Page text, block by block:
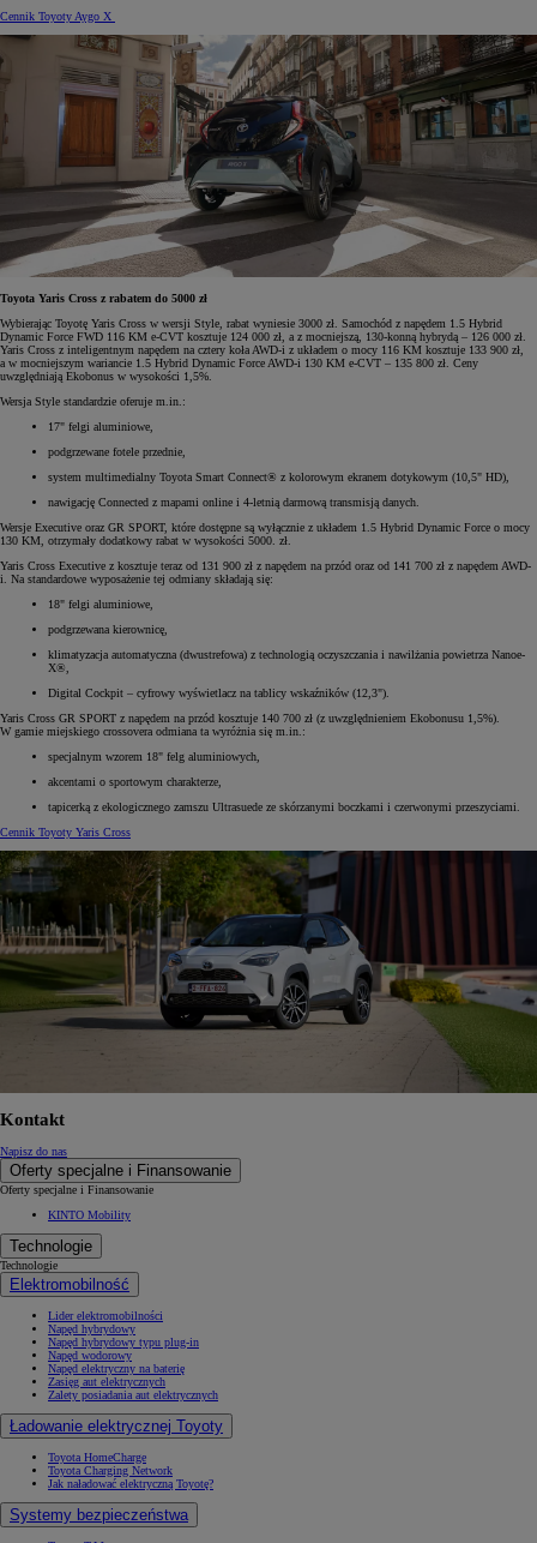
Cennik Toyoty Aygo X
Toyota Yaris Cross z rabatem do 5000 zł
Wybierając Toyotę Yaris Cross w wersji Style, rabat wyniesie 3000 zł. Samochód z napędem 1.5 Hybrid
Dynamic Force FWD 116 KM e-CVT kosztuje 124 000 zł, a z mocniejszą, 130-konną hybrydą – 126 000 zł.
Yaris Cross z inteligentnym napędem na cztery koła AWD-i z układem o mocy 116 KM kosztuje 133 900 zł,
a w mocniejszym wariancie 1.5 Hybrid Dynamic Force AWD-i 130 KM e-CVT – 135 800 zł. Ceny
uwzględniają Ekobonus w wysokości 1,5%.
Wersja Style standardzie oferuje m.in.:
17" felgi aluminiowe,
podgrzewane fotele przednie,
system multimedialny Toyota Smart Connect® z kolorowym ekranem dotykowym (10,5" HD),
nawigację Connected z mapami online i 4-letnią darmową transmisją danych.
Wersje Executive oraz GR SPORT, które dostępne są wyłącznie z układem 1.5 Hybrid Dynamic Force o mocy
130 KM, otrzymały dodatkowy rabat w wysokości 5000. zł.
Yaris Cross Executive z kosztuje teraz od 131 900 zł z napędem na przód oraz od 141 700 zł z napędem AWD-
i. Na standardowe wyposażenie tej odmiany składają się:
18" felgi aluminiowe,
podgrzewana kierownicę,
klimatyzacja automatyczna (dwustrefowa) z technologią oczyszczania i nawilżania powietrza Nanoe-
X®,
Digital Cockpit – cyfrowy wyświetlacz na tablicy wskaźników (12,3").
Yaris Cross GR SPORT z napędem na przód kosztuje 140 700 zł (z uwzględnieniem Ekobonusu 1,5%).
W gamie miejskiego crossovera odmiana ta wyróżnia się m.in.:
specjalnym wzorem 18" felg aluminiowych,
akcentami o sportowym charakterze,
tapicerką z ekologicznego zamszu Ultrasuede ze skórzanymi boczkami i czerwonymi przeszyciami.
Cennik Toyoty Yaris Cross
Kontakt
Napisz do nas
Oferty specjalne i Finansowanie
Oferty specjalne i Finansowanie
KINTO Mobility
Technologie
Technologie
Elektromobilność
Lider elektromobilności
Napęd hybrydowy
Napęd hybrydowy typu plug-in
Napęd wodorowy
Napęd elektryczny na baterię
Zasięg aut elektrycznych
Zalety posiadania aut elektrycznych
Ładowanie elektrycznej Toyoty
Toyota HomeCharge
Toyota Charging Network
Jak naładować elektryczną Toyotę?
Systemy bezpieczeństwa